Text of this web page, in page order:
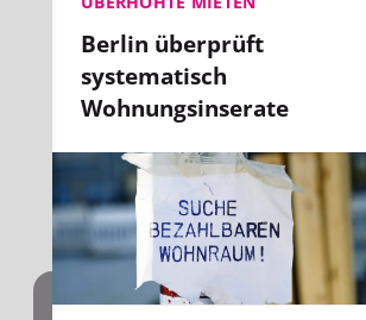
Berlin überprüft
systematisch
Wohnungsinserate